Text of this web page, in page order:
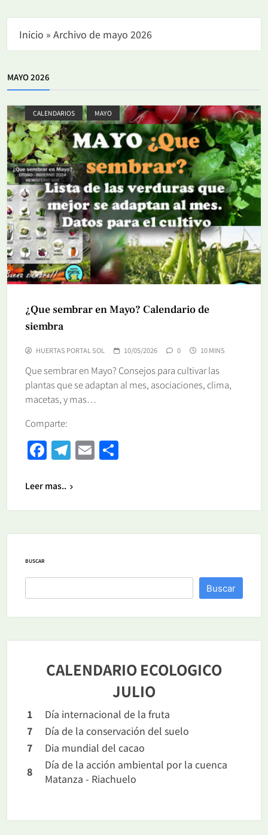
Inicio » Archivo de mayo 2026
MAYO 2026
CALENDARIOS MAYO
¿Que sembrar en Mayo? Calendario de
siembra
HUERTAS PORTAL SOL 10/05/2026 0 10 MINS
Que sembrar en Mayo? Consejos para cultivar las
plantas que se adaptan al mes, asociaciones, clima,
macetas, y mas…
Comparte:
Facebook
Telegram
Email
Leer mas..
BUSCAR
Buscar
CALENDARIO ECOLOGICO
JULIO
1
Día internacional de la fruta
7
Día de la conservación del suelo
7
Dia mundial del cacao
8
Día de la acción ambiental por la cuenca
Matanza - Riachuelo